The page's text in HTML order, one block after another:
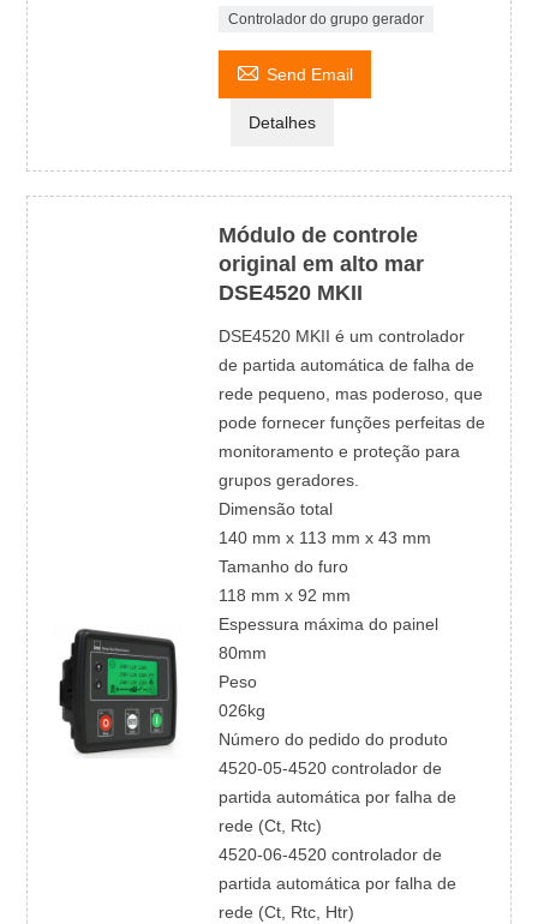
Controlador do grupo gerador
 Send Email
Detalhes
Módulo de controle
original em alto mar
DSE4520 MKII
DSE4520 MKII é um controlador
de partida automática de falha de
rede pequeno, mas poderoso, que
pode fornecer funções perfeitas de
monitoramento e proteção para
grupos geradores.
Dimensão total
140 mm x 113 mm x 43 mm
Tamanho do furo
118 mm x 92 mm
Espessura máxima do painel
80mm
Peso
026kg
Número do pedido do produto
4520-05-4520 controlador de
partida automática por falha de
rede (Ct, Rtc)
4520-06-4520 controlador de
partida automática por falha de
rede (Ct, Rtc, Htr)